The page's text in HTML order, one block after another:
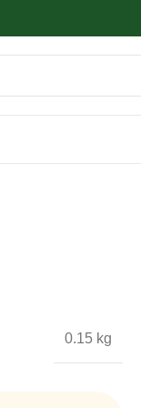
0.15 kg